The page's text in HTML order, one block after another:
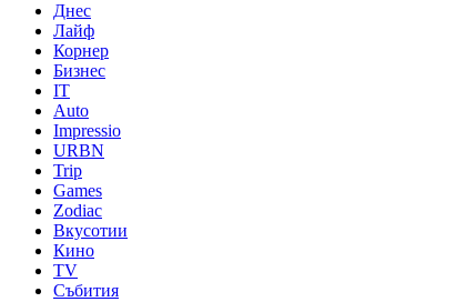
Днес
Лайф
Корнер
Бизнес
IT
Auto
Impressio
URBN
Trip
Games
Zodiac
Вкусотии
Кино
TV
Събития